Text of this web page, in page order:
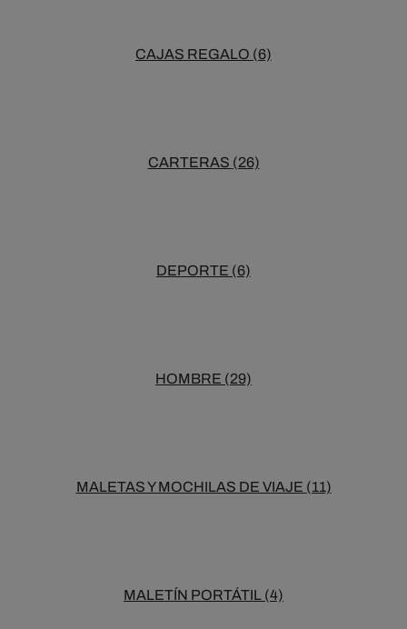
CAJAS REGALO (6)
CARTERAS (26)
DEPORTE (6)
HOMBRE (29)
MALETAS Y MOCHILAS DE VIAJE (11)
MALETÍN PORTÁTIL (4)